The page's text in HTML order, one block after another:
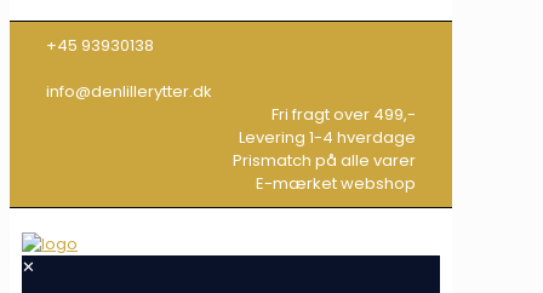
+45 93930138
info@denlillerytter.dk
Fri fragt over 499,-
Levering 1-4 hverdage
Prismatch på alle varer
E-mærket webshop
✕